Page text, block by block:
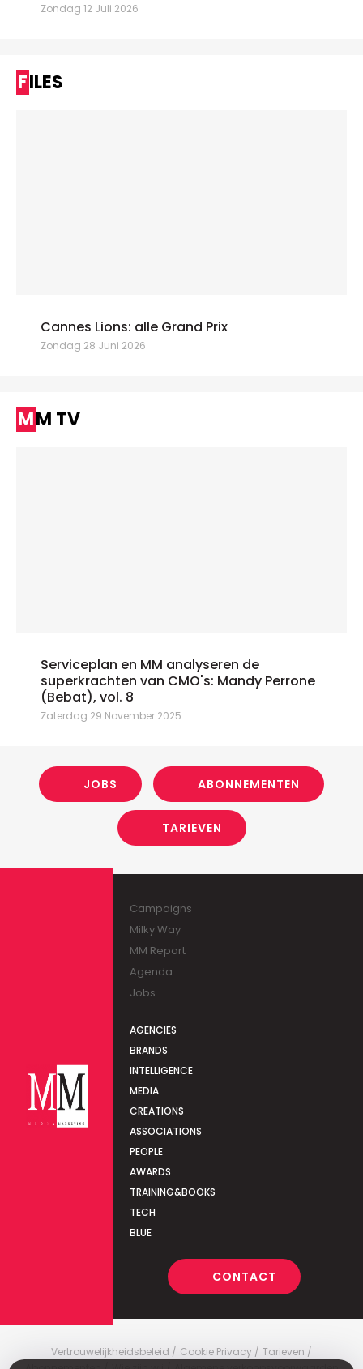
Zondag 12 Juli 2026
FILES
Cannes Lions: alle Grand Prix
Zondag 28 Juni 2026
MM TV
Serviceplan en MM analyseren de
superkrachten van CMO's: Mandy Perrone
(Bebat), vol. 8
Zaterdag 29 November 2025
JOBS ABONNEMENTEN
TARIEVEN
Campaigns
Milky Way
MM Report
Agenda
Jobs
AGENCIES
BRANDS
INTELLIGENCE
MEDIA
CREATIONS
ASSOCIATIONS
PEOPLE
AWARDS
TRAINING&BOOKS
TECH
BLUE
CONTACT
Vertrouwelijkheidsbeleid Cookie Privacy
Tarieven